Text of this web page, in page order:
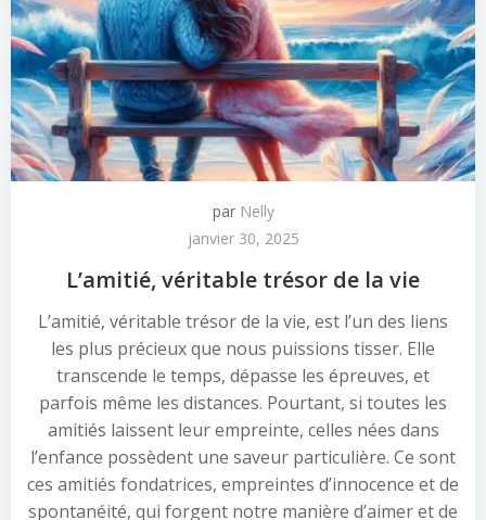
par Nelly
janvier 30, 2025
L’amitié, véritable trésor de la vie
L’amitié, véritable trésor de la vie, est l’un des liens
les plus précieux que nous puissions tisser. Elle
transcende le temps, dépasse les épreuves, et
parfois même les distances. Pourtant, si toutes les
amitiés laissent leur empreinte, celles nées dans
l’enfance possèdent une saveur particulière. Ce sont
ces amitiés fondatrices, empreintes d’innocence et de
spontanéité, qui forgent notre manière d’aimer et de